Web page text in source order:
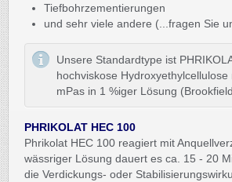
Tiefbohrzementierungen
und sehr viele andere (...fragen Sie
Unsere Standardtype ist
hochviskose
mPas in 1 %iger Lösung
PHRIKOLAT HEC 100
Phrikolat HEC 100 reagiert mit
wässriger Lösung dauert es ca. 15 - 20
die Verdickungs- oder